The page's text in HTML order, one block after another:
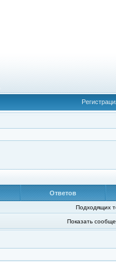
Ответов
Подходящих
Показать